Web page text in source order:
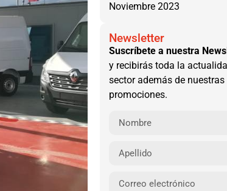
Noviembre 2023
Newsletter
Suscríbete a nuestra
y recibirás toda la
sector además de nuestras
promociones.